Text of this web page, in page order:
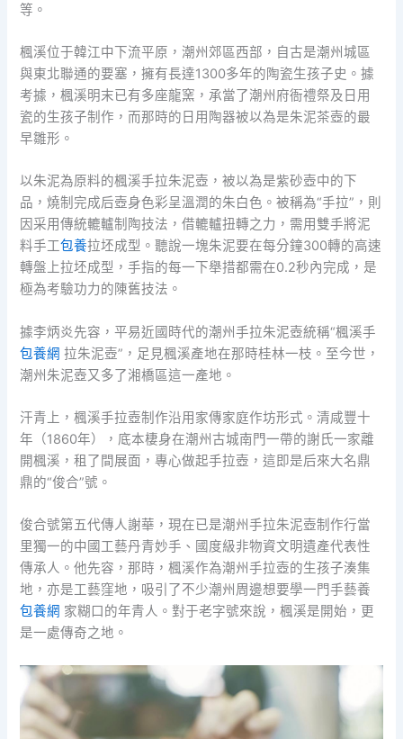
等。
楓溪位于韓江中下流平原，潮州郊區西部，自古是潮州城區
與東北聯通的要塞，擁有長達1300多年的陶瓷生孩子史。據
考據，楓溪明末已有多座龍窯，承當了潮州府衙禮祭及日用
瓷的生孩子制作，而那時的日用陶器被以為是朱泥茶壺的最
早雛形。
以朱泥為原料的楓溪手拉朱泥壺，被以為是紫砂壺中的下
品，燒制完成后壺身色彩呈溫潤的朱白色。被稱為“手拉”，則
因采用傳統轆轤制陶技法，借轆轤扭轉之力，需用雙手將泥
料手工包養拉坯成型。聽說一塊朱泥要在每分鐘300轉的高速
轉盤上拉坯成型，手指的每一下舉措都需在0.2秒內完成，是
極為考驗功力的陳舊技法。
據李炳炎先容，平易近國時代的潮州手拉朱泥壺統稱“楓溪手
包養網 拉朱泥壺”，足見楓溪產地在那時桂林一枝。至今世，
潮州朱泥壺又多了湘橋區這一產地。
汗青上，楓溪手拉壺制作沿用家傳家庭作坊形式。清咸豐十
年（1860年），底本棲身在潮州古城南門一帶的謝氏一家離
開楓溪，租了間展面，專心做起手拉壺，這即是后來大名鼎
鼎的“俊合”號。
俊合號第五代傳人謝華，現在已是潮州手拉朱泥壺制作行當
里獨一的中國工藝丹青妙手、國度級非物資文明遺產代表性
傳承人。他先容，那時，楓溪作為潮州手拉壺的生孩子湊集
地，亦是工藝窪地，吸引了不少潮州周邊想要學一門手藝養
包養網 家糊口的年青人。對于老字號來說，楓溪是開始，更
是一處傳奇之地。